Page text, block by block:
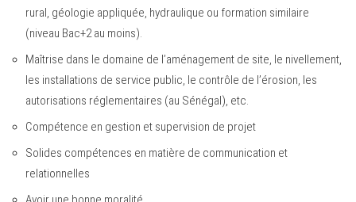
rural, géologie appliquée, hydraulique ou formation similaire
(niveau Bac+2 au moins).
Maîtrise dans le domaine de l’aménagement de site, le nivellement,
les installations de service public, le contrôle de l’érosion, les
autorisations réglementaires (au Sénégal), etc.
Compétence en gestion et supervision de projet
Solides compétences en matière de communication et
relationnelles